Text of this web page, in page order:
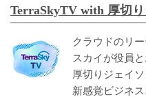
TerraSkyTV with 厚切
クラウドのリ
スカイが役員
厚切りジェイ
新感覚ビジネ